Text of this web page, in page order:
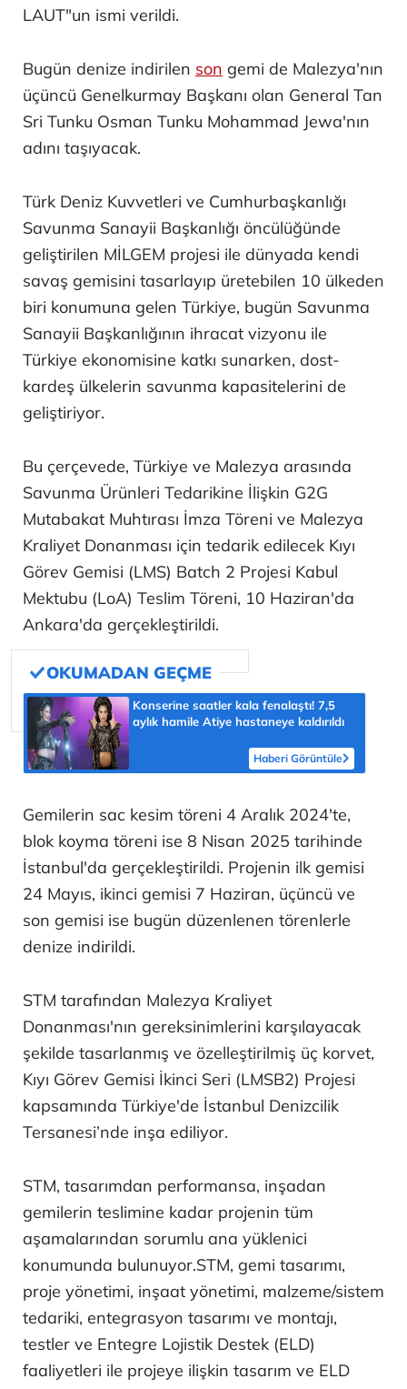
LAUT"un ismi verildi.
Bugün denize indirilen son gemi de Malezya'nın
üçüncü Genelkurmay Başkanı olan General Tan
Sri Tunku Osman Tunku Mohammad Jewa'nın
adını taşıyacak.
Türk Deniz Kuvvetleri ve Cumhurbaşkanlığı
Savunma Sanayii Başkanlığı öncülüğünde
geliştirilen MİLGEM projesi ile dünyada kendi
savaş gemisini tasarlayıp üretebilen 10 ülkeden
biri konumuna gelen Türkiye, bugün Savunma
Sanayii Başkanlığının ihracat vizyonu ile
Türkiye ekonomisine katkı sunarken, dost-
kardeş ülkelerin savunma kapasitelerini de
geliştiriyor.
Bu çerçevede, Türkiye ve Malezya arasında
Savunma Ürünleri Tedarikine İlişkin G2G
Mutabakat Muhtırası İmza Töreni ve Malezya
Kraliyet Donanması için tedarik edilecek Kıyı
Görev Gemisi (LMS) Batch 2 Projesi Kabul
Mektubu (LoA) Teslim Töreni, 10 Haziran'da
Ankara'da gerçekleştirildi.
Konserine saatler kala fenalaştı! 7,5
aylık hamile Atiye hastaneye kaldırıldı
Haberi Görüntüle
Gemilerin sac kesim töreni 4 Aralık 2024'te,
blok koyma töreni ise 8 Nisan 2025 tarihinde
İstanbul'da gerçekleştirildi. Projenin ilk gemisi
24 Mayıs, ikinci gemisi 7 Haziran, üçüncü ve
son gemisi ise bugün düzenlenen törenlerle
denize indirildi.
STM tarafından Malezya Kraliyet
Donanması'nın gereksinimlerini karşılayacak
şekilde tasarlanmış ve özelleştirilmiş üç korvet,
Kıyı Görev Gemisi İkinci Seri (LMSB2) Projesi
kapsamında Türkiye'de İstanbul Denizcilik
Tersanesi’nde inşa ediliyor.
STM, tasarımdan performansa, inşadan
gemilerin teslimine kadar projenin tüm
aşamalarından sorumlu ana yüklenici
konumunda bulunuyor.STM, gemi tasarımı,
proje yönetimi, inşaat yönetimi, malzeme/sistem
tedariki, entegrasyon tasarımı ve montajı,
testler ve Entegre Lojistik Destek (ELD)
faaliyetleri ile projeye ilişkin tasarım ve ELD